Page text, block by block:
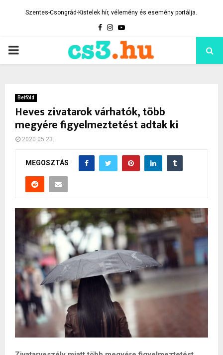
Szentes-Csongrád-Kistelek hír, vélemény és esemény portálja.
Facebook
Instagram
Youtube
PRIMARY
Belföld
Heves zivatarok várhatók, több
megyére figyelmeztetést adtak ki
2020.05.23.
MEGOSZTÁS